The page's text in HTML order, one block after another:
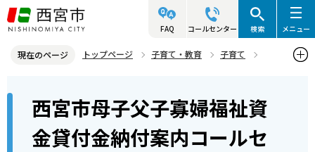
こ
の
ジ
FAQ コールセンター 検索 メニュー
現在のページ トップページ 子育て・教育
子育て
西宮市母子父子寡婦福祉資金貸付金納付案内コールセンター
西宮市母子父子寡婦福祉資
金貸付金納付案内コールセ